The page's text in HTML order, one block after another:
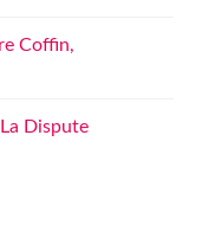
Coffin,
Dispute